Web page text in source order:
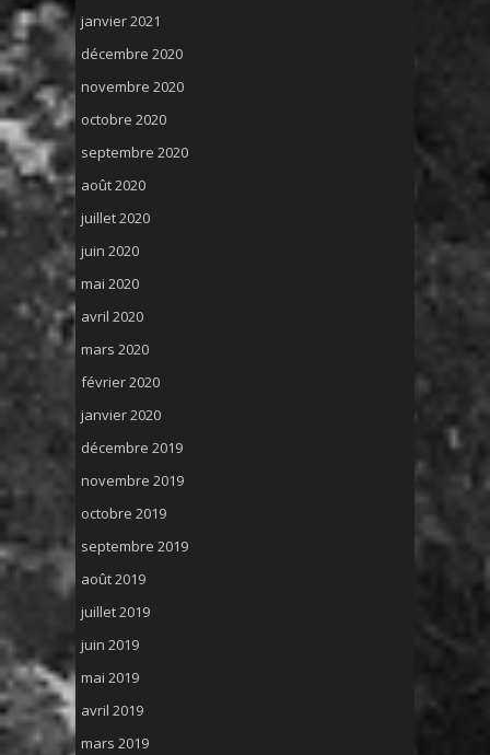
janvier 2021
décembre 2020
novembre 2020
octobre 2020
septembre 2020
août 2020
juillet 2020
juin 2020
mai 2020
avril 2020
mars 2020
février 2020
janvier 2020
décembre 2019
novembre 2019
octobre 2019
septembre 2019
août 2019
juillet 2019
juin 2019
mai 2019
avril 2019
mars 2019